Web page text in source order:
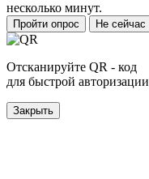
несколько минут.
Пройти опрос Не сейчас
Отсканируйте QR - код
для быстрой авторизации
Закрыть